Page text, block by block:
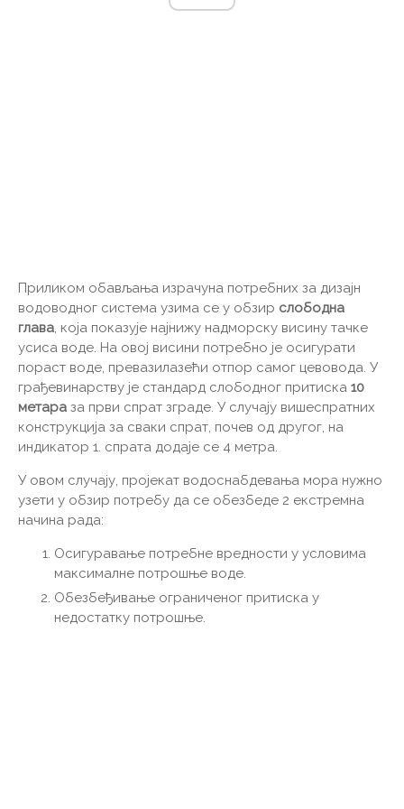
Приликом обављања израчуна потребних за дизајн
водоводног система узима се у обзир слободна
глава , која показује најнижу надморску висину тачке
усиса воде. На овој висини потребно је осигурати
пораст воде, превазилазећи отпор самог цевовода. У
грађевинарству је стандард слободног притиска 10
метара за први спрат зграде. У случају вишеспратних
конструкција за сваки спрат, почев од другог, на
индикатор 1. спрата додаје се 4 метра.
У овом случају, пројекат водоснабдевања мора нужно
узети у обзир потребу да се обезбеде 2 екстремна
начина рада:
Осигуравање потребне вредности у условима
максималне потрошње воде.
Обезбеђивање ограниченог притиска у
недостатку потрошње.